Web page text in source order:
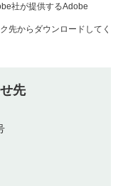
社が提供するAdobe
先からダウンロードしてく
先